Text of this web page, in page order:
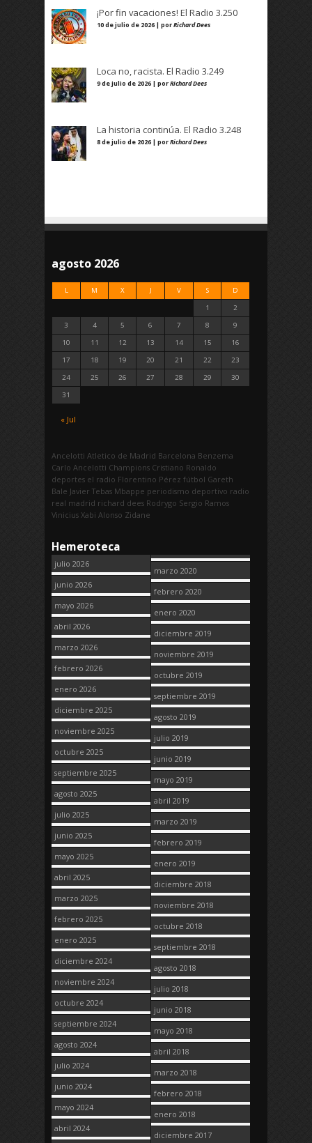
¡Por fin vacaciones! El Radio 3.250
10 de julio de 2026 | porRichard Dees
Loca no, racista. El Radio 3.249
9 de julio de 2026 | porRichard Dees
La historia continúa. El Radio 3.248
8 de julio de 2026 | porRichard Dees
agosto 2026
L M X J V S D
« Jul
1
2
3
4 5 6 7 8
9
10
11 12 13 14 15
16
17
18 19 20 21 22
23
24
25 26 27 28 29
30
31
Ancelotti Atletico de Madrid Barcelona Benzema
Carlo Ancelotti Champions Cristiano Ronaldo
deportes el radio Florentino Pérez fútbol Gareth
Bale Javier Tebas Mbappe periodismo deportivo radio
real madrid richard dees Rodrygo Sergio Ramos
Vinicius Xabi Alonso Zidane
Hemeroteca
julio 2026
junio 2026
mayo 2026
abril 2026
marzo 2026
febrero 2026
enero 2026
diciembre 2025
noviembre 2025
octubre 2025
septiembre 2025
agosto 2025
julio 2025
junio 2025
mayo 2025
abril 2025
marzo 2025
febrero 2025
enero 2025
diciembre 2024
noviembre 2024
octubre 2024
septiembre 2024
agosto 2024
julio 2024
junio 2024
mayo 2024
abril 2024
marzo 2020
febrero 2020
enero 2020
diciembre 2019
noviembre 2019
octubre 2019
septiembre 2019
agosto 2019
julio 2019
junio 2019
mayo 2019
abril 2019
marzo 2019
febrero 2019
enero 2019
diciembre 2018
noviembre 2018
octubre 2018
septiembre 2018
agosto 2018
julio 2018
junio 2018
mayo 2018
abril 2018
marzo 2018
febrero 2018
enero 2018
diciembre 2017